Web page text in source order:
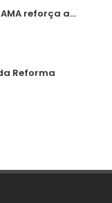
reforça a...
Reforma